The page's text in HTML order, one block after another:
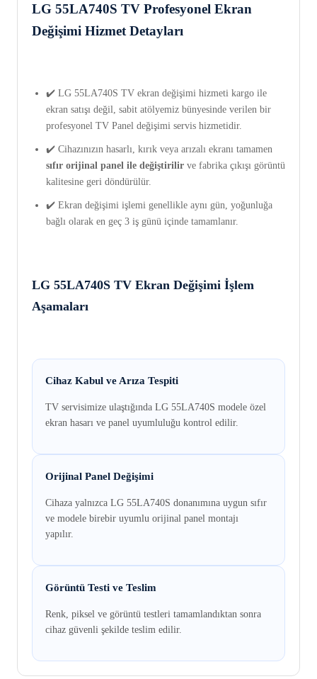
LG 55LA740S TV Profesyonel Ekran
Değişimi Hizmet Detayları
✔️ LG 55LA740S TV ekran değişimi hizmeti kargo ile
ekran satışı değil, sabit atölyemiz bünyesinde verilen bir
profesyonel TV Panel değişimi servis hizmetidir.
✔️ Cihazınızın hasarlı, kırık veya arızalı ekranı tamamen
sıfır orijinal panel ile değiştirilir ve fabrika çıkışı görüntü
kalitesine geri döndürülür.
✔️ Ekran değişimi işlemi genellikle aynı gün, yoğunluğa
bağlı olarak en geç 3 iş günü içinde tamamlanır.
LG 55LA740S TV Ekran Değişimi İşlem
Aşamaları
Cihaz Kabul ve Arıza Tespiti
TV servisimize ulaştığında LG 55LA740S modele özel
ekran hasarı ve panel uyumluluğu kontrol edilir.
Orijinal Panel Değişimi
Cihaza yalnızca LG 55LA740S donanımına uygun sıfır
ve modele birebir uyumlu orijinal panel montajı
yapılır.
Görüntü Testi ve Teslim
Renk, piksel ve görüntü testleri tamamlandıktan sonra
cihaz güvenli şekilde teslim edilir.